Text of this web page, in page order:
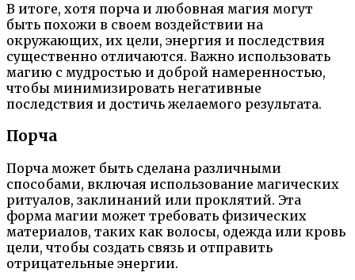
В итоге, хотя порча и любовная магия могут
быть похожи в своем воздействии на
окружающих, их цели, энергия и последствия
существенно отличаются. Важно использовать
магию с мудростью и доброй намеренностью,
чтобы минимизировать негативные
последствия и достичь желаемого результата.
Порча
Порча может быть сделана различными
способами, включая использование магических
ритуалов, заклинаний или проклятий. Эта
форма магии может требовать физических
материалов, таких как волосы, одежда или кровь
цели, чтобы создать связь и отправить
отрицательные энергии.